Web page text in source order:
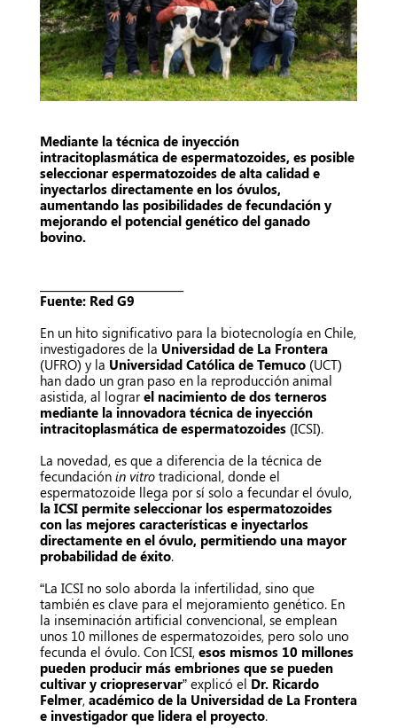
Mediante la técnica de inyección
intracitoplasmática de espermatozoides, es posible
seleccionar espermatozoides de alta calidad e
inyectarlos directamente en los óvulos,
aumentando las posibilidades de fecundación y
mejorando el potencial genético del ganado
bovino.
Fuente: Red G9
En un hito significativo para la biotecnología en Chile,
investigadores de la Universidad de La Frontera
(UFRO) y la Universidad Católica de Temuco (UCT)
han dado un gran paso en la reproducción animal
asistida, al lograrel nacimiento de dos terneros
mediante la innovadora técnica de inyección
intracitoplasmática de espermatozoides (ICSI).
La novedad, es que a diferencia de la técnica de
fecundación in vitro tradicional, donde el
espermatozoide llega por sí solo a fecundar el óvulo,
la ICSI permite seleccionar los espermatozoides
con las mejores características e inyectarlos
directamente en el óvulo, permitiendo una mayor
probabilidad de éxito.
“La ICSI no solo aborda la infertilidad, sino que
también es clave para el mejoramiento genético. En
la inseminación artificial convencional, se emplean
unos 10 millones de espermatozoides, pero solo uno
fecunda el óvulo. Con ICSI, esos mismos 10 millones
pueden producir más embriones que se pueden
cultivar y criopreservar” explicó el Dr. Ricardo
Felmer, académico de la Universidad de La Frontera
e investigador que lidera el proyecto.